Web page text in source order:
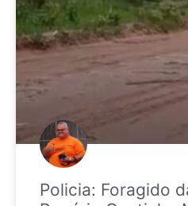
Policia: Foragido